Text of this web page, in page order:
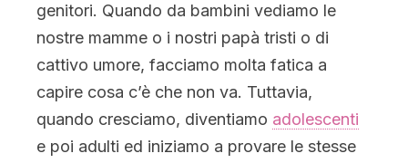
genitori. Quando da bambini vediamo le
nostre mamme o i nostri papà tristi o di
cattivo umore, facciamo molta fatica a
capire cosa c’è che non va. Tuttavia,
quando cresciamo, diventiamo adolescenti
e poi adulti ed iniziamo a provare le stesse